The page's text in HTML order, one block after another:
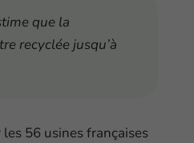
que la
recyclée jusqu’à
56 usines françaises